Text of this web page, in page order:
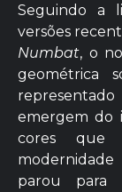
Seguindo a
versões
Numbat, o
geométrica
representado
emergem do
cores que
parou para